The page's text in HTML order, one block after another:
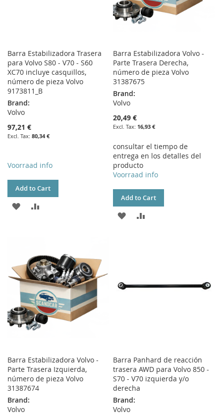
Barra Estabilizadora Trasera
para Volvo S80 - V70 - S60
XC70 incluye casquillos,
número de pieza Volvo
9173811_B
Brand:
Volvo
97,21 €
80,34 €
Voorraad info
Add to Cart
ADD
LIST
Barra Estabilizadora Volvo -
Parte Trasera Derecha,
número de pieza Volvo
31387675
Brand:
Volvo
20,49 €
16,93 €
consultar el tiempo de
entrega en los detalles del
producto
Voorraad info
Add to Cart
ADD
Barra Estabilizadora Volvo -
Parte Trasera Izquierda,
número de pieza Volvo
31387674
Brand:
Volvo
Barra Panhard de reacción
trasera AWD para Volvo 850 -
S70 - V70 izquierda y/o
derecha
Brand:
Volvo